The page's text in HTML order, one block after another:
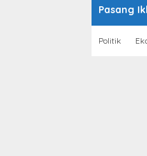
Pasang
Politik